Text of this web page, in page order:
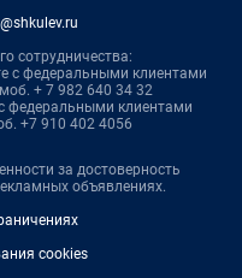
сотрудничества:
с федеральными клиентами
+ 7 982 640 34 32
федеральными клиентами
+7 910 402 4056
за достоверность
объявлениях.
cookies